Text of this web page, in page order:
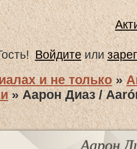
Войдитеили
и не только »
»Аарон Диаз /
Аарон